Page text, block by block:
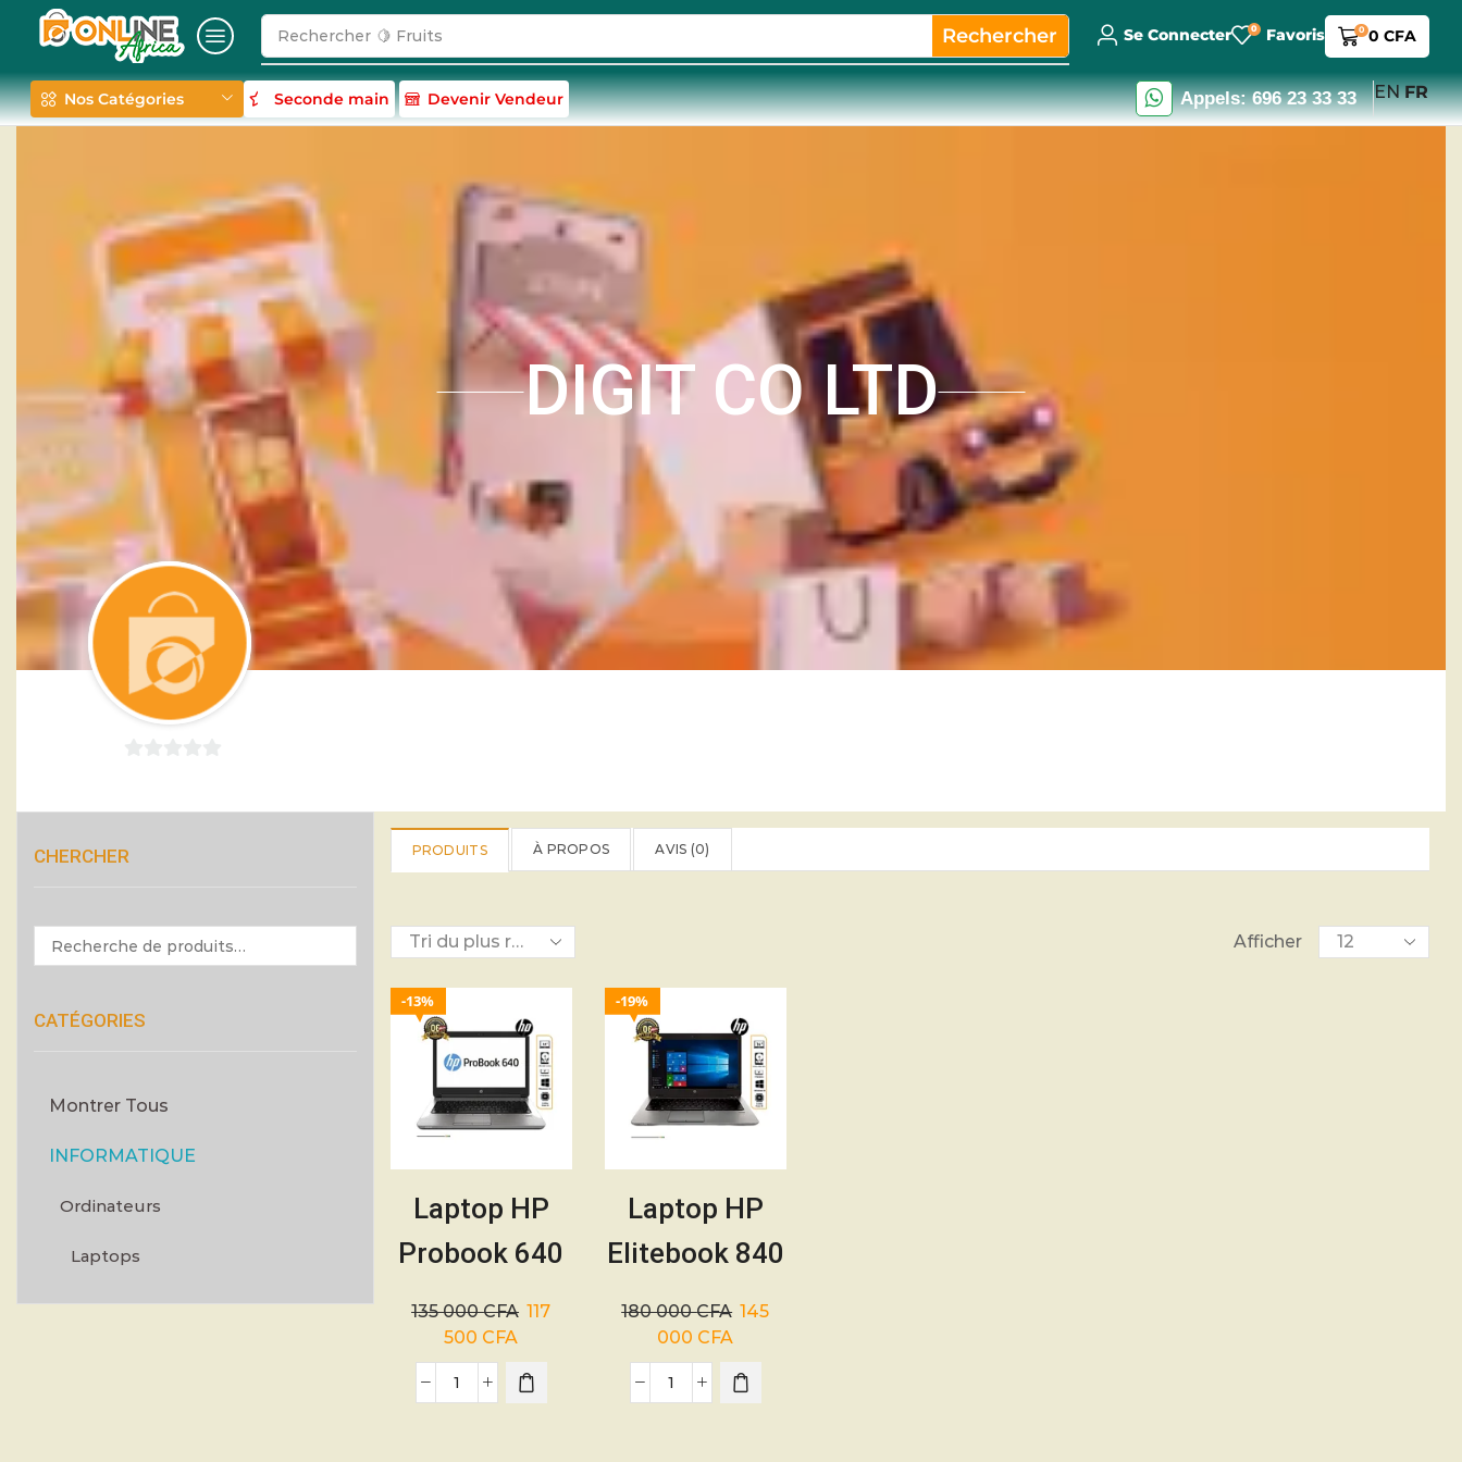
Rechercher 🍋 Fruits Rechercher Se Connecter 0 Favoris 0 0 CFA
Nos Catégories Seconde main Devenir Vendeur Appels: 696 23 33 33 EN FR
DIGIT CO LTD
PRODUITS À PROPOS AVIS (0)
Afficher
13%
Laptop HP
Probook 640
– Intel Core i3
+ Cartable
gratuit – 06
135 000CFA 117
500 CFA
19%
Laptop HP
Elitebook 840
G1 – Core i5
– 4e
génération –
180 000CFA 145
000 CFA
CHERCHER
CATÉGORIES
Montrer Tous
INFORMATIQUE
Ordinateurs
Laptops